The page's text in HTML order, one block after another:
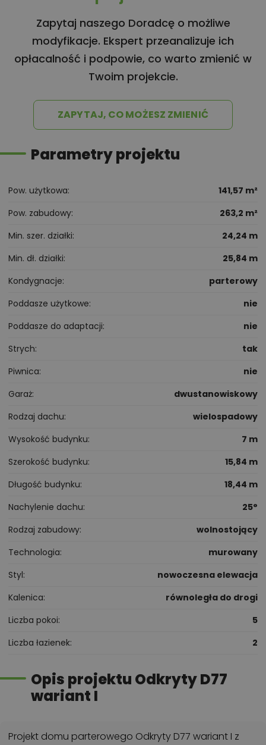
Zapytaj naszego Doradcę o możliwe
modyfikacje. Ekspert przeanalizuje ich
opłacalność i podpowie, co warto zmienić w
Twoim projekcie.
ZAPYTAJ, CO MOŻESZ ZMIENIĆ
Parametry projektu
Pow. użytkowa
141,57 m²
Pow. zabudowy
263,2 m²
Min. szer. działki
24,24 m
Min. dł. działki
25,84 m
Kondygnacje
parterowy
Poddasze użytkowe
nie
Poddasze do adaptacji
nie
Strych
tak
Piwnica
nie
Garaż
dwustanowiskowy
Rodzaj dachu
wielospadowy
Wysokość budynku
7 m
Szerokość budynku
15,84 m
Długość budynku
18,44 m
Nachylenie dachu
25°
Rodzaj zabudowy
wolnostojący
Technologia
murowany
Styl
nowoczesna elewacja
Kalenica
równoległa do drogi
Liczba pokoi
5
Liczba łazienek
2
Opis projektu Odkryty D77
wariant I
Projekt domu parterowego Odkryty D77 wariant I z